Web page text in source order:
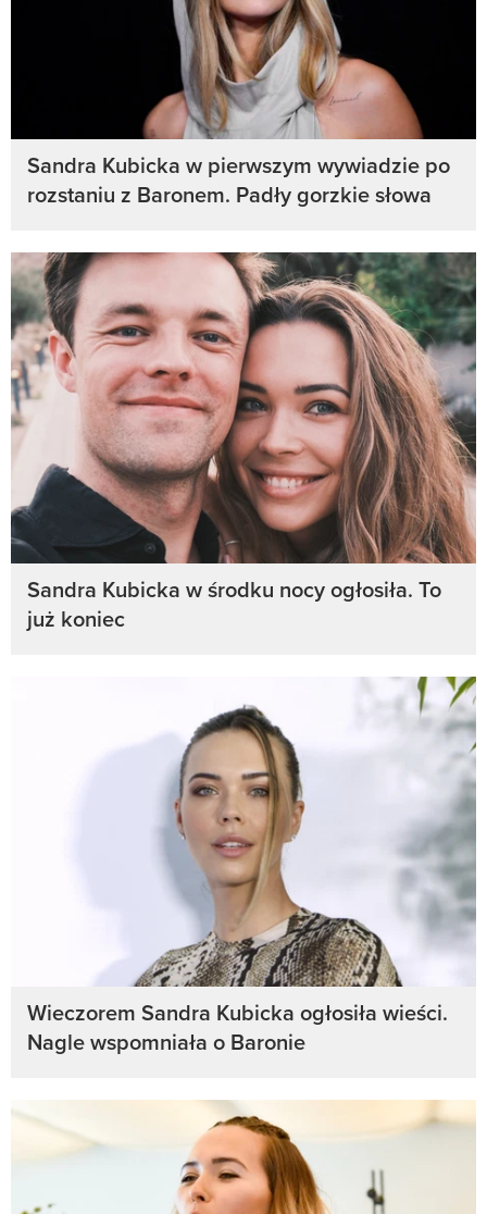
Sandra Kubicka w pierwszym wywiadzie po
rozstaniu z Baronem. Padły gorzkie słowa
Sandra Kubicka w środku nocy ogłosiła. To
już koniec
Wieczorem Sandra Kubicka ogłosiła wieści.
Nagle wspomniała o Baronie